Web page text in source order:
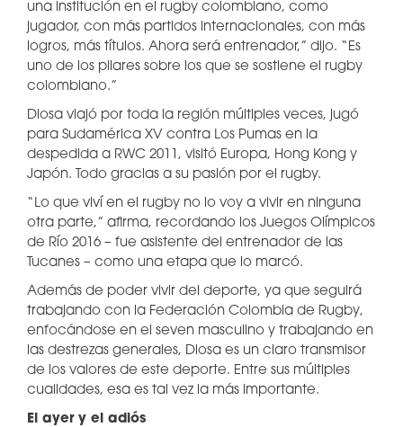
una institución en el rugby colombiano, como
jugador, con más partidos internacionales, con más
logros, más títulos. Ahora será entrenador,” dijo. “Es
uno de los pilares sobre los que se sostiene el rugby
colombiano.”
Diosa viajó por toda la región múltiples veces, jugó
para Sudamérica XV contra Los Pumas en la
despedida a RWC 2011, visitó Europa, Hong Kong y
Japón. Todo gracias a su pasión por el rugby.
“Lo que viví en el rugby no lo voy a vivir en ninguna
otra parte,” afirma, recordando los Juegos Olímpicos
de Río 2016 – fue asistente del entrenador de las
Tucanes – como una etapa que lo marcó.
Además de poder vivir del deporte, ya que seguirá
trabajando con la Federación Colombia de Rugby,
enfocándose en el seven masculino y trabajando en
las destrezas generales, Diosa es un claro transmisor
de los valores de este deporte. Entre sus múltiples
cualidades, esa es tal vez la más importante.
El ayer y el adiós